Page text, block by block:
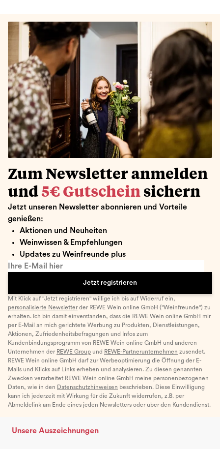
Zum Newsletter anmelden
und 5€ Gutschein sichern
Jetzt unseren Newsletter abonnieren und Vorteile
genießen:
Aktionen und Neuheiten
Weinwissen & Empfehlungen
Updates zu Weinfreunde plus
Ihre E-Mail hier
Jetzt registrieren
Mit Klick auf "Jetzt registrieren" willige ich bis auf Widerruf ein,
personalisierte Newsletter der REWE Wein online GmbH ("Weinfreunde") zu
erhalten. Ich bin damit einverstanden, dass die REWE Wein online GmbH mir
per E-Mail an mich gerichtete Werbung zu Produkten, Dienstleistungen,
Aktionen, Zufriedenheitsbefragungen und Infos zum
Kundenbindungsprogramm von REWE Wein online GmbH und anderen
Unternehmen der REWE Group und REWE-Partnerunternehmen zusendet.
REWE Wein online GmbH darf zur Werbeoptimierung die Öffnung der E-
Mails und Klicks auf Links erheben und analysieren. Zu diesen genannten
Zwecken verarbeitet REWE Wein online GmbH meine personenbezogenen
Daten, wie in den Datenschutzhinweisen beschrieben. Diese Einwilligung
kann ich jederzeit mit Wirkung für die Zukunft widerrufen, z.B. per
Abmeldelink am Ende eines jeden Newsletters oder über den Kundendienst.
Unsere Auszeichnungen